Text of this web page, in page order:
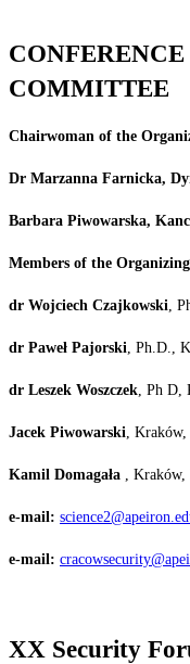
CONFERENCE
COMMITTEE
Chairwoman of the
Dr Marzanna Farnicka,
Barbara Piwowarska,
Members of the
dr Wojciech Czajkowski,
dr Paweł Pajorski, Ph.D.,
dr Leszek Woszczek, Ph D,
Jacek Piwowarski, Kraków,
Kamil Domagała , Kraków,
e-mail:
e-mail:
XX Security